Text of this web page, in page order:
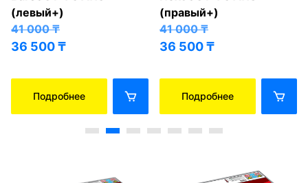
(левый+)
41 000₸
36 500₸
Подробнее
(правый+)
41 000₸
36 500₸
Подробнее